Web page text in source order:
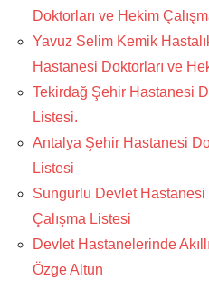
Doktorları ve Hekim
Yavuz Selim Kemik
Hastanesi Doktorları ve
Tekirdağ Şehir Hastanesi
Listesi.
Antalya Şehir Hastanesi
Listesi
Sungurlu Devlet Hastanesi
Çalışma Listesi
Devlet Hastanelerinde
Özge Altun